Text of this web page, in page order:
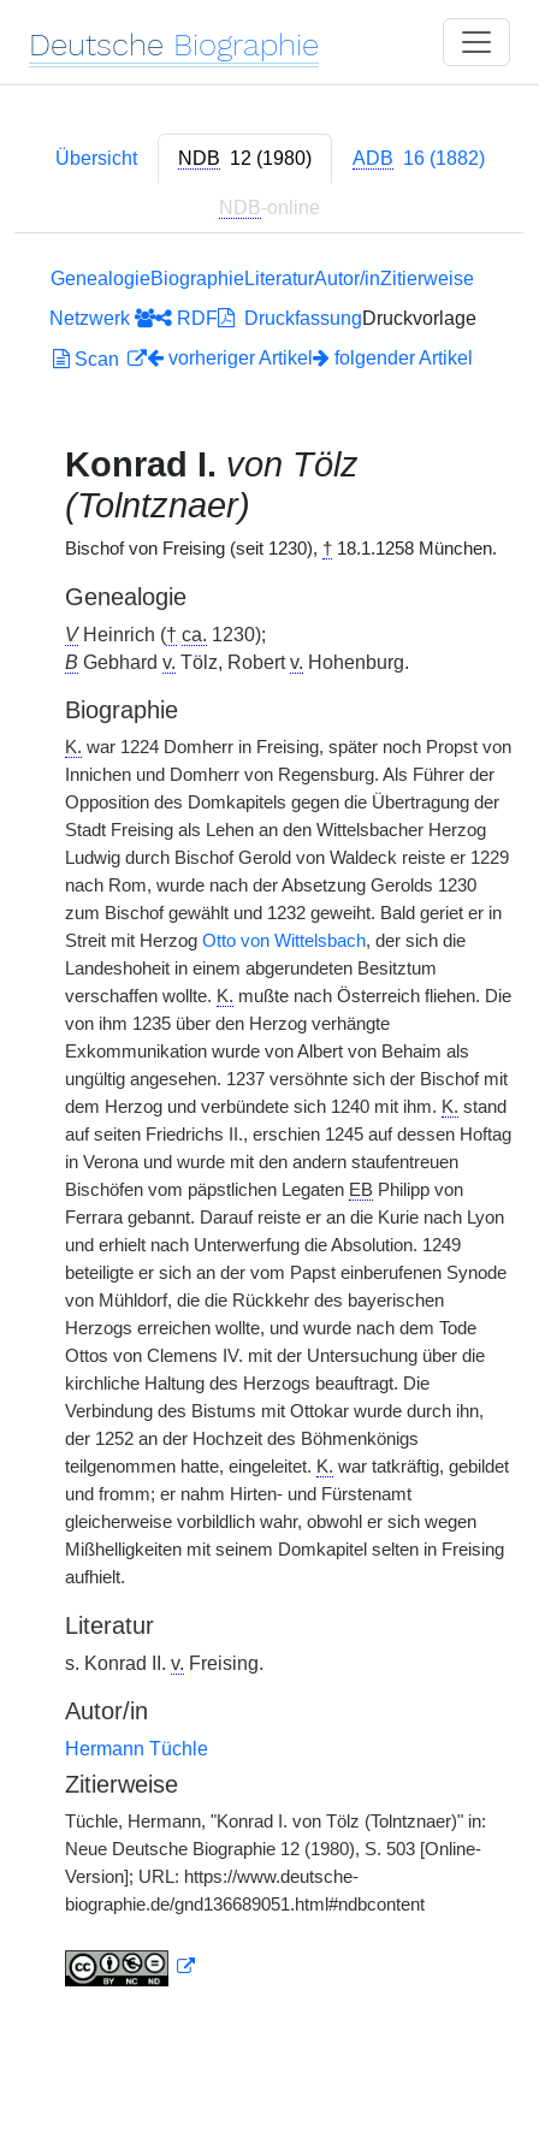
Deutsche Biographie
Übersicht NDB 12 (1980) ADB 16 (1882)
NDB-online
GenealogieBiographieLiteraturAutor/inZitierweise
Netzwerk
RDF DruckfassungDruckvorlage
Scan
vorheriger Artikel folgender Artikel
Konrad I. von Tölz
(Tolntznaer)
Bischof von Freising (seit 1230), † 18.1.1258 München.
Genealogie
VHeinrich († ca. 1230);
B Gebhard v. Tölz, Robertv. Hohenburg.
Biographie
K. war 1224 Domherr in Freising, später noch Propst von
Innichen und Domherr von Regensburg. Als Führer der
Opposition des Domkapitels gegen die Übertragung der
Stadt Freising als Lehen an den Wittelsbacher Herzog
Ludwig durch Bischof Gerold von Waldeck reiste er 1229
nach Rom, wurde nach der Absetzung Gerolds 1230
zum Bischof gewählt und 1232 geweiht. Bald geriet er in
Streit mit Herzog Otto von Wittelsbach, der sich die
Landeshoheit in einem abgerundeten Besitztum
verschaffen wollte. K. mußte nach Österreich fliehen. Die
von ihm 1235 über den Herzog verhängte
Exkommunikation wurde von Albert von Behaim als
ungültig angesehen. 1237 versöhnte sich der Bischof mit
dem Herzog und verbündete sich 1240 mit ihm. K. stand
auf seiten Friedrichs II., erschien 1245 auf dessen Hoftag
in Verona und wurde mit den andern staufentreuen
Bischöfen vom päpstlichen Legaten EB Philipp von
Ferrara gebannt. Darauf reiste er an die Kurie nach Lyon
und erhielt nach Unterwerfung die Absolution. 1249
beteiligte er sich an der vom Papst einberufenen Synode
von Mühldorf, die die Rückkehr des bayerischen
Herzogs erreichen wollte, und wurde nach dem Tode
Ottos von Clemens IV. mit der Untersuchung über die
kirchliche Haltung des Herzogs beauftragt. Die
Verbindung des Bistums mit Ottokar wurde durch ihn,
der 1252 an der Hochzeit des Böhmenkönigs
teilgenommen hatte, eingeleitet. K. war tatkräftig, gebildet
und fromm; er nahm Hirten- und Fürstenamt
gleicherweise vorbildlich wahr, obwohl er sich wegen
Mißhelligkeiten mit seinem Domkapitel selten in Freising
aufhielt.
Literatur
s. Konrad II. v. Freising.
Autor/in
Hermann Tüchle
Zitierweise
Tüchle, Hermann, "Konrad I. von Tölz (Tolntznaer)" in:
Neue Deutsche Biographie 12 (1980), S. 503 [Online-
Version]; URL: https://www.deutsche-
biographie.de/gnd136689051.html#ndbcontent